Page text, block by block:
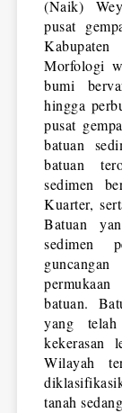
(Naik)
pusat
Morfologi
bumi
hingga
pusat
batuan
batuan
sedimen
Kuarter,
Batuan
sedimen
batuan.
yang telah
kekerasan
Wilayah
tanah